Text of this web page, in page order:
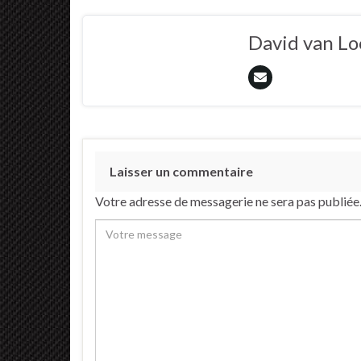
David van
Laisser un commentaire
Votre adresse de messagerie ne sera pas publiée.